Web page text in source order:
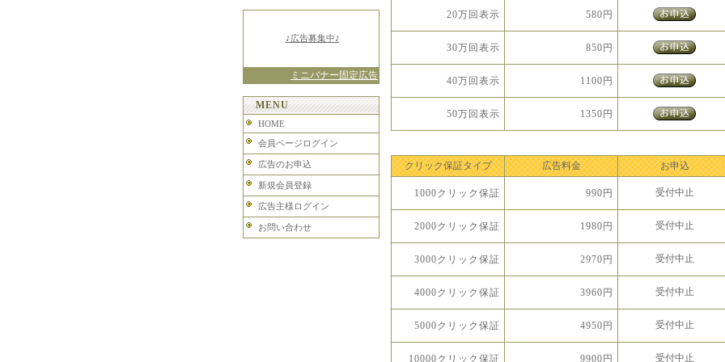
♪広告募集中♪
ミニバナー固定広告
MENU
HOME
会員ページログイン
広告のお申込
新規会員登録
広告主様ログイン
お問い合わせ
20万回表示 580円
30万回表示 850円
40万回表示 1100円
50万回表示 1350円
クリック保証タイプ 広告料金 お申込
1000クリック保証 990円 受付中止
2000クリック保証 1980円 受付中止
3000クリック保証 2970円 受付中止
4000クリック保証 3960円 受付中止
5000クリック保証 4950円 受付中止
10000クリック保証 9900円 受付中止